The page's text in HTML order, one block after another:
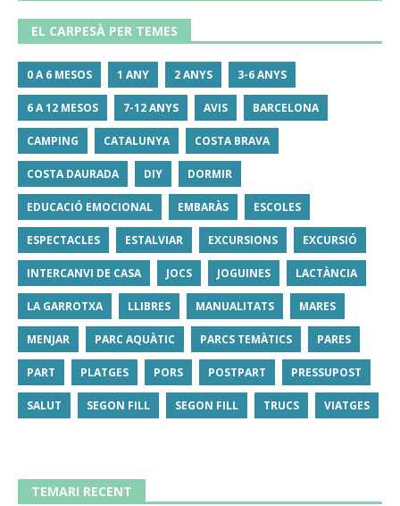
EL CARPESÀ PER TEMES
0 A 6 MESOS 1 ANY 2 ANYS 3-6 ANYS
6 A 12 MESOS 7-12 ANYS AVIS BARCELONA
CAMPING CATALUNYA COSTA BRAVA
COSTA DAURADA DIY DORMIR
EDUCACIÓ EMOCIONAL EMBARÀS ESCOLES
ESPECTACLES ESTALVIAR EXCURSIONS EXCURSIÓ
INTERCANVI DE CASA JOCS JOGUINES LACTÀNCIA
LA GARROTXA LLIBRES MANUALITATS MARES
MENJAR PARC AQUÀTIC PARCS TEMÀTICS PARES
PART PLATGES PORS POSTPART PRESSUPOST
SALUT SEGON FILL SEGON FILL TRUCS VIATGES
TEMARI RECENT